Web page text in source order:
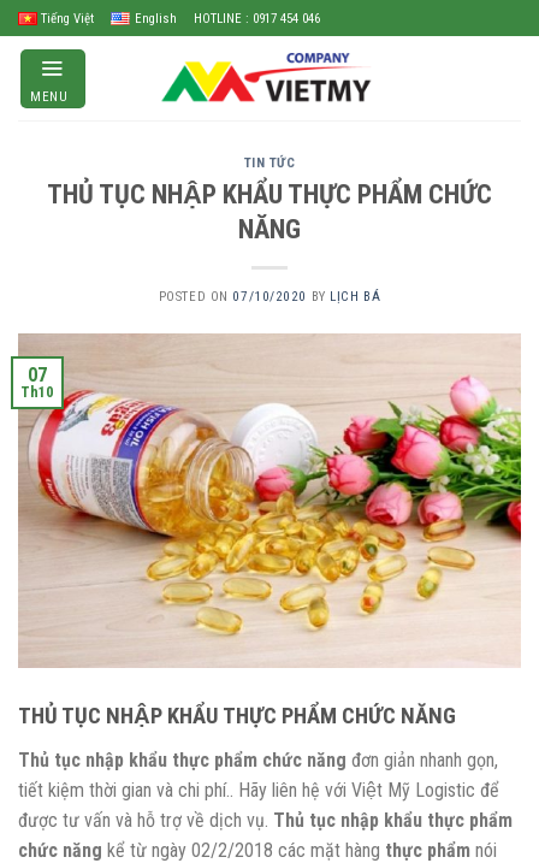
Skip
to
content
Tiếng Việt English HOTLINE : 0917 454 046
MENU
TIN TỨC
THỦ TỤC NHẬP KHẨU THỰC PHẨM CHỨC
NĂNG
POSTED ON 07/10/2020 BY LỊCH BÁ
07
Th10
THỦ TỤC NHẬP KHẨU THỰC PHẨM CHỨC NĂNG
Thủ tục nhập khẩu thực phẩm chức năng đơn giản nhanh gọn,
tiết kiệm thời gian và chi phí.. Hãy liên hệ với Việt Mỹ Logistic để
được tư vấn và hỗ trợ về dịch vụ. Thủ tục nhập khẩu thực phẩm
chức năng kể từ ngày 02/2/2018 các mặt hàng thực phẩm nói